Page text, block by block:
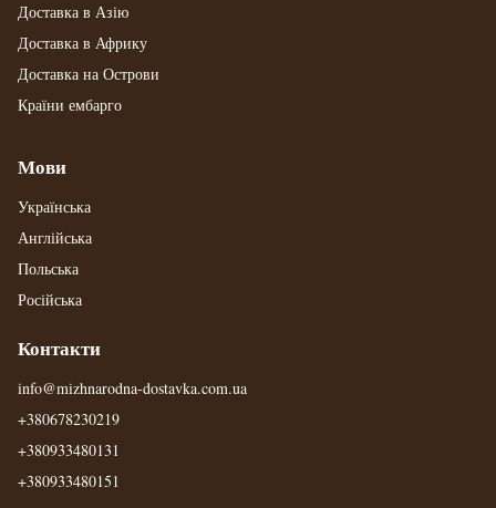
Доставка в Азію
Доставка в Африку
Доставка на Острови
Країни ембарго
Мови
Українська
Англійська
Польська
Російська
Контакти
info@mizhnarodna-dostavka.com.ua
+380678230219
+380933480131
+380933480151